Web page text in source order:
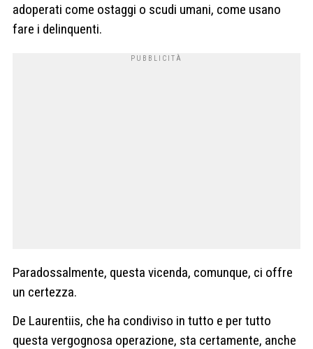
adoperati come ostaggi o scudi umani, come usano
fare i delinquenti.
Paradossalmente, questa vicenda, comunque, ci offre
un certezza.
De Laurentiis, che ha condiviso in tutto e per tutto
questa vergognosa operazione, sta certamente, anche